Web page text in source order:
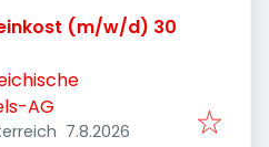
(m/w/d) 30
AG
Veröffentlicht
7.8.2026